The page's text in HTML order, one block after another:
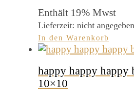
Enthält 19% Mwst
Lieferzeit: nicht angegeben
In den Warenkorb
happy happy happy
10×10